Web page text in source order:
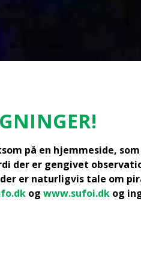
på en hjem­mesi­de,
der er gen­gi­vet
der er natur­lig­vis tale om
og www.sufoi.dk og